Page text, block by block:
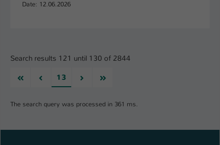
Date: 12.06.2026
Search results 121 until 130 of 2844
First
Previous
13 Last
The search query was processed in 361 ms.